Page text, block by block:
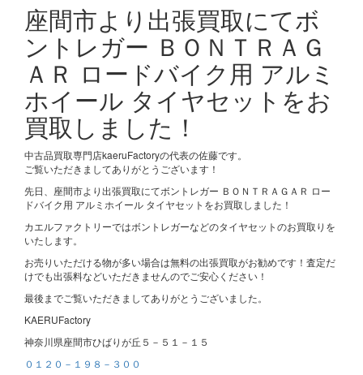
座間市より出張買取にてボ
ントレガー ＢＯＮＴＲＡＧ
ＡＲ ロードバイク用 アルミ
ホイール タイヤセットをお
買取しました！
中古品買取専門店kaeruFactoryの代表の佐藤です。
ご覧いただきましてありがとうございます！
先日、座間市より出張買取にてボントレガー ＢＯＮＴＲＡＧＡＲ ロー
ドバイク用 アルミホイール タイヤセットをお買取しました！
カエルファクトリーではボントレガーなどのタイヤセットのお買取りを
いたします。
お売りいただける物が多い場合は無料の出張買取がお勧めです！査定だ
けでも出張料などいただきませんのでご安心ください！
最後までご覧いただきましてありがとうございました。
KAERUFactory
神奈川県座間市ひばりが丘５－５１－１５
０１２０－１９８－３００